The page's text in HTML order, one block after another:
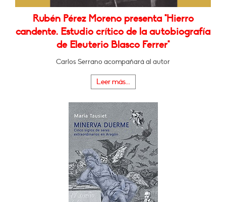
Rubén Pérez Moreno presenta "Hierro
candente. Estudio crítico de la autobiografía
de Eleuterio Blasco Ferrer"
Carlos Serrano acompañará al autor
Leer más...